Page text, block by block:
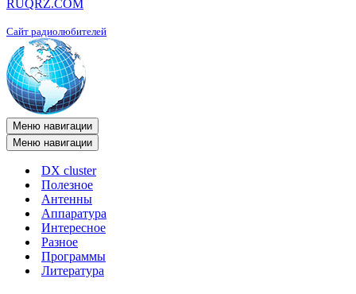
RUQRZ.COM
Сайт радиолюбителей
Меню навигации
Меню навигации
DX cluster
Полезное
Антенны
Аппаратура
Интересное
Разное
Программы
Литература